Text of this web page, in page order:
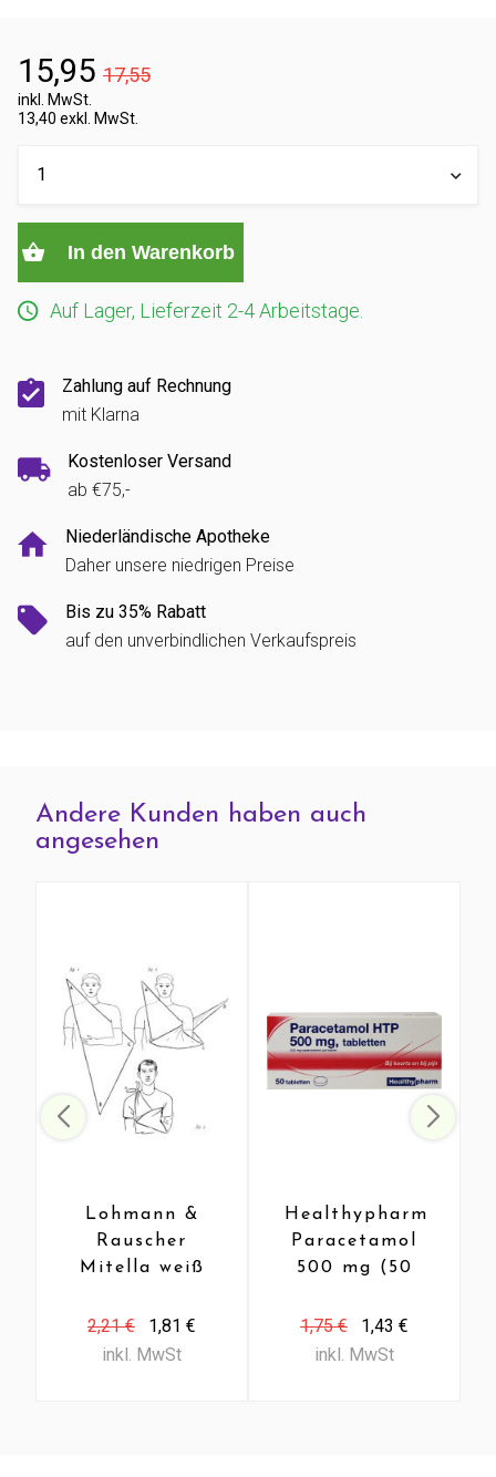
15,95 17,55
inkl. MwSt.
13,40 exkl. MwSt.
In den Warenkorb
Auf Lager, Lieferzeit 2-4 Arbeitstage.
Zahlung auf Rechnung
mit Klarna
Kostenloser Versand
ab €75,-
Niederländische Apotheke
Daher unsere niedrigen Preise
Bis zu 35% Rabatt
auf den unverbindlichen Verkaufspreis
Andere Kunden haben auch
angesehen
Lohmann &
Rauscher
Mitella weiß
Viskose (1
Stück)
2,21 €
1,81 €
inkl. MwSt
Healthypharm
Paracetamol
500 mg (50
1,75 €
1,43 €
inkl. MwSt